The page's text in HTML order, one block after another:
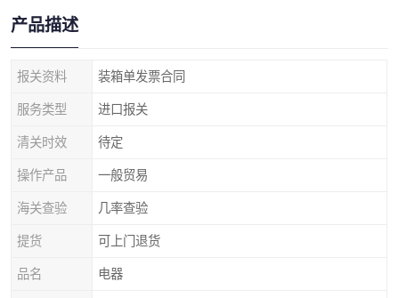
产品描述
报关资料 装箱单发票合同
服务类型 进口报关
清关时效 待定
操作产品 一般贸易
海关查验 几率查验
提货 可上门退货
品名 电器